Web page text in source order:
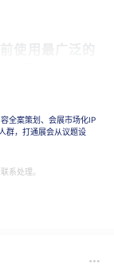
同时，报告指
2021 年首次发
布。）
全案策划、会展市场化IP
群，打通展会从议题设
系处理。